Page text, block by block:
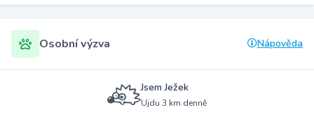
Osobní výzva Nápověda
Jsem Ježek
Ujdu 3 km denně